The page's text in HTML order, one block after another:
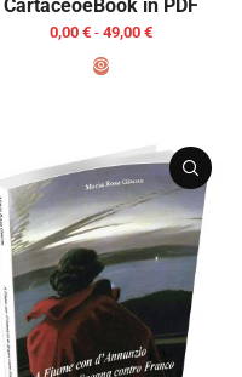
CartaceoeBook in PDF
0,00 € - 49,00 €